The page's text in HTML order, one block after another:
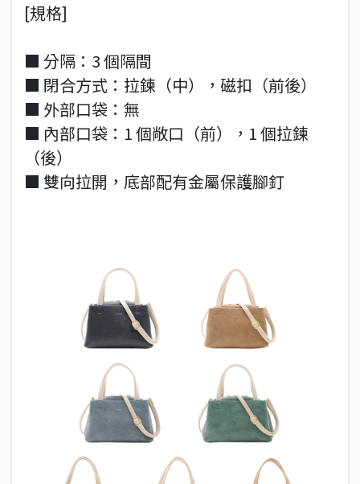
[規格]
■ 分隔：3 個隔間
■ 閉合方式：拉鍊（中），磁扣（前後）
■ 外部口袋：無
■ 內部口袋：1 個敞口（前），1 個拉鍊
（後）
■ 雙向拉開，底部配有金屬保護腳釘